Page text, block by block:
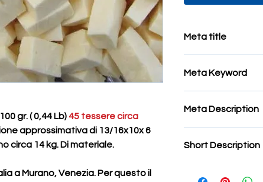
gr. ( 0,44 Lb)45 tessere circa
approssimativa di 13/16x10x 6
circa 14 kg. Di materiale.
a Murano, Venezia. Per questo il
Meta title
Meta Keyword
mosaico miscela,
Meta Description
mosaico miscela,
Short Description